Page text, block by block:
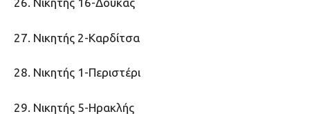
27. Νικητής 2-Καρδίτσα
28. Νικητής 1-Περιστέρι
29. Νικητής 5-Ηρακλής